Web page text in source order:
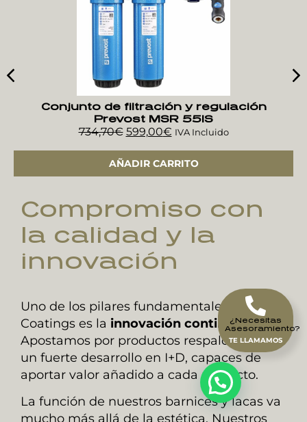
¿Necesitas
Asesoramiento?
TE LLAMAMOS
Conjunto de filtración y regulación
Prevost MSR 55IS
734,70€ 599,00€ IVA Incluido
AÑADIR CARRITO
Compromiso con
la calidad y la
innovación
Uno de los pilares fundamentales de ABP
Coatings es la innovación continua.
Apostamos por productos respaldados por
un fuerte desarrollo en I+D, capaces de
aportar valor añadido a cada proyecto.
La función de nuestros barnices y lacas va
mucho más allá de la estética. Nuestros